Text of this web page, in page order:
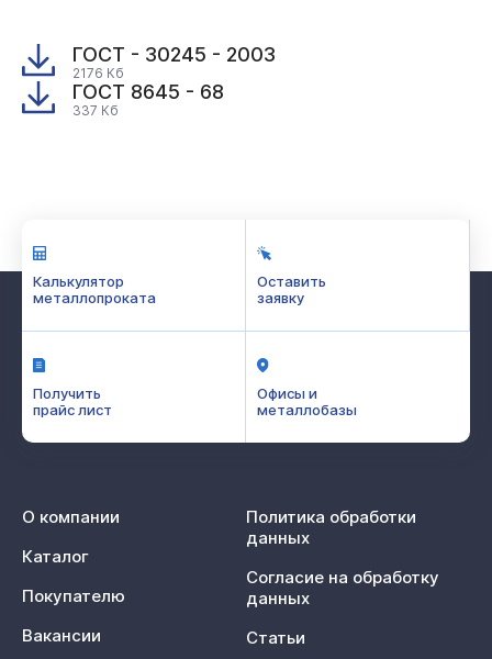
ГОСТ - 30245 - 2003
2176 Кб
ГОСТ 8645 - 68
337 Кб
Калькулятор
металлопроката
Оставить
заявку
Получить
прайс лист
Офисы и
металлобазы
О компании
Каталог
Покупателю
Вакансии
Политика обработки
данных
Согласие на обработку
данных
Статьи